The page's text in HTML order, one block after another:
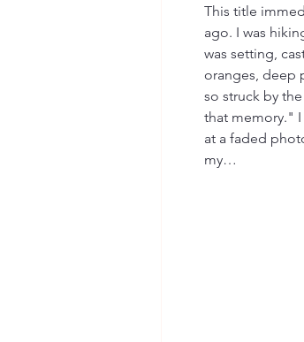
This title
ago. I was
was setting,
oranges, deep
so struck by
that memory."
at a faded
my…